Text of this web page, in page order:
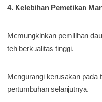
4. Kelebihan Pemetikan
Memungkinkan pemilihan
teh berkualitas tinggi.
Mengurangi kerusakan pada
pertumbuhan selanjutnya.